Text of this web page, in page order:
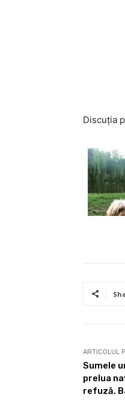
Discuția
ARTICOLUL
Sumele
prelua
refuză.